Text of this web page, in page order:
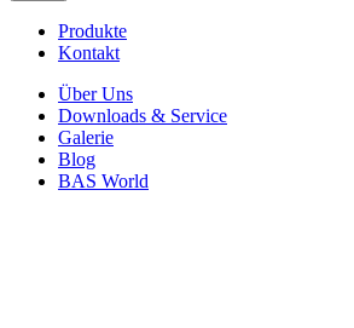
Produkte
Kontakt
Über Uns
Downloads & Service
Galerie
Blog
BAS World